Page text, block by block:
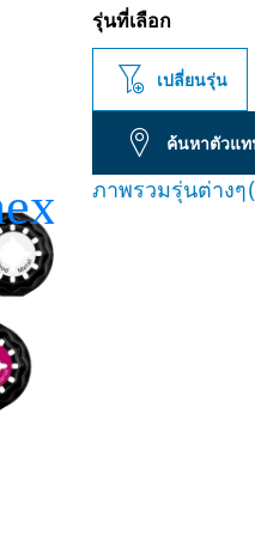
รุ่นที่เลือก
เปลี่ยนรุ่น
ค้นหาตัวแ
ภาพรวมรุ่นต่างๆ